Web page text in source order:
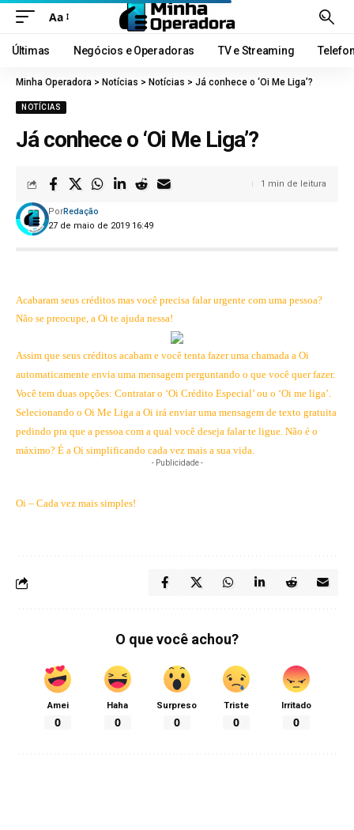
Aa
Últimas Negócios e Operadoras TV e Streaming
Minha Operadora > Notícias > Notícias > Já conhece o ‘Oi Me Liga’?
NOTÍCIAS
Já conhece o ‘Oi Me Liga’?
27 de maio de 2019 16:49
PorRedação
1 min de leitura
Acabaram seus créditos mas você precisa falar urgente com uma pessoa?
Não se preocupe, a Oi te ajuda nessa!
Assim que seus créditos acabam e você tenta fazer uma chamada a Oi
automaticamente envia uma mensagem perguntando o que você quer fazer.
Você tem duas opções: Contratar o ‘Oi Crédito Especial’ ou o ‘Oi me liga’.
Selecionando o Oi Me Liga a Oi irá enviar uma mensagem de texto gratuita
pedindo pra que a pessoa com a qual você deseja falar te ligue. Não é o
máximo? É a Oi simplificando cada vez mais a sua vida.
- Publicidade -
Oi – Cada vez mais simples!
O que você achou?
Amei
0
Haha
0
Surpreso
0
Triste
0
Irritado
0